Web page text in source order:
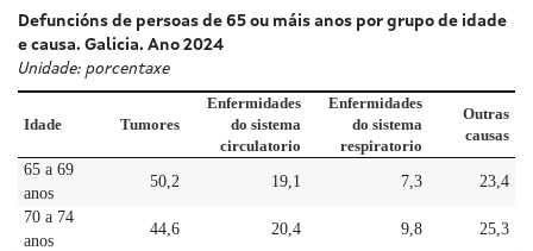
Defuncións de persoas de 65 ou máis anos por grupo de idade
e causa. Galicia. Ano 2024
Unidade: porcentaxe
Idade Tumores
Enfermidades
do sistema
circulatorio
Enfermidades
do sistema
respiratorio
Outras
causas
65 a 69
anos
50,2 19,1 7,3
23,4
70 a 74
anos
44,6 20,4 9,8
25,3